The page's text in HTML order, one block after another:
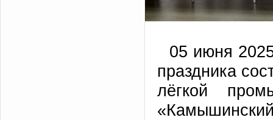
05 июня
праздника
лёгкой